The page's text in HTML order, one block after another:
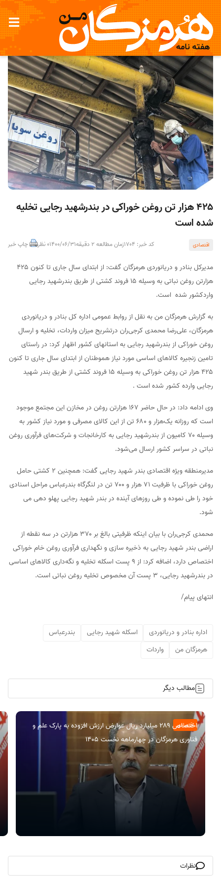
۴۲۵ هزار تن روغن خوراکی در بندرشهید رجایی تخلیه
شده است
اقتصادی کد خبر: 1704 زمان مطالعه 2 دقیقه 1400/06/310 نظر چاپ خبر
مدیرکل بنادر و دریانوردی هرمزگان گفت: از ابتدای سال جاری تا کنون ۴۲۵
هزارتن روغن نباتی به وسیله ۱۵ فروند کشتی از طریق بندرشهید رجایی
واردکشور شده است.
به گزارش هرمزگان من به نقل از روابط عمومی اداره کل بنادر و دریانوردی
هرمزگان، علی‌رضا محمدی کرجی‌ران درتشریح میزان واردات، تخلیه و ارسال
روغن خوراکی از بندرشهید رجایی به استانهای کشور اظهار کرد: در راستای
تامین زنجیره کالاهای اساسی مورد نیاز هموطنان از ابتدای سال جاری تا کنون
۴۲۵ هزار تن روغن خوراکی به وسیله ۱۵ فروند کشتی از طریق بندر شهید
رجایی وارده کشور شده است .
وی ادامه داد: در حال حاضر ۱۶۷ هزارتن روغن در مخازن این مجتمع موجود
است که روزانه یک‌هزار و ۶۸۰ تن از این کالای مصرفی و مورد نیاز کشور به
وسیله ۷۰ کامیون از بندرشهید رجایی به کارخانجات و شرکت‌های فرآوری روغن
نباتی در سراسر کشور ارسال می‌شود.
مدیرمنطقه ویژه اقتصادی بندر شهید رجایی گفت: همچنین ۲ کشتی حامل
روغن خوراکی با ظرفیت ۷۱ هزار و ۷۰۰ تن در لنگرگاه بندرعباس مراحل اسنادی
خود را طی نموده و طی روزهای آینده در بندر شهید رجایی پهلو دهی می
شود.
محمدی کرجی‌ران با بیان اینکه ظرفیتی بالغ بر ۳۷۰ هزارتن در سه نقطه از
اراضی بندر شهید رجایی به ذخیره سازی و نگهداری فرآوری روغن خام خوراکی
اختصاص دارد، اضافه کرد: از ۹ پست اسکله تخلیه و نگه‌داری کالاهای اساسی
در بندرشهید رجایی، ۳ پست آن مخصوص تخلیه روغن نباتی است.
انتهای پیام/
اداره بنادر و دریانوردی اسکله شهید رجایی
بندرعباس
هرمزگان من
واردات
مطالب دیگر
اقتصادی
اختصاص ۲۸۹ میلیارد ریال عوارض ارزش افزوده به پارک علم و
فناوری هرمزگان در چهارماهه نخست ۱۴۰۵
نظرات